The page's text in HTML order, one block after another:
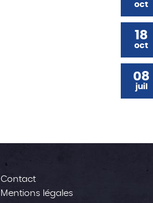
oct
18
oct
08
juil
Contact
Mentions légales